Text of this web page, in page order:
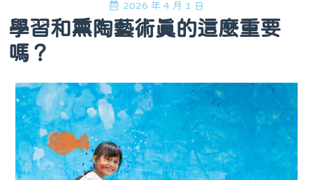
2026 年 4 月 1 日
學習和熏陶藝術真的這麼重要
嗎？